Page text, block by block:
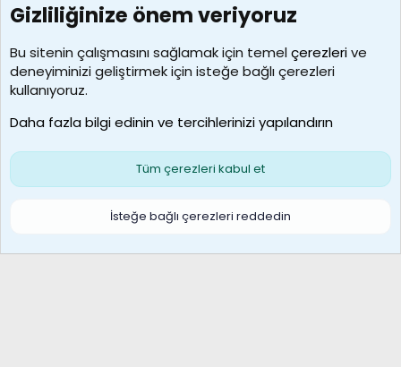
7388
Kullanıcılar
borabekirogluu
Son üye
Çerezler
S
Gizliliğinize önem veriyoruz
Bu sitenin çalışmasını sağlamak için temelçerezlerive
deneyiminizi geliştirmek için isteğe bağlı çerezleri
kullanıyoruz.
Daha fazla bilgi edinin ve tercihlerinizi yapılandırın
Tüm çerezleri kabul et
İsteğe bağlı çerezleri reddedin